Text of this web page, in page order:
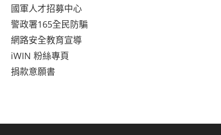
國軍人才招募中心
警政署165全民防騙
網路安全教育宣導
iWIN 粉絲專頁
捐款意願書